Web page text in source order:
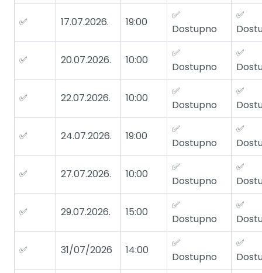
✅ 17.07.2026. 19:00
✅
Dostupno
✅
✅ 20.07.2026. 10:00
✅
Dostupno
✅
✅ 22.07.2026. 10:00
✅
Dostupno
✅
✅ 24.07.2026. 19:00
✅
Dostupno
✅
✅ 27.07.2026. 10:00
✅
Dostupno
✅
✅ 29.07.2026. 15:00
✅
Dostupno
✅
✅ 31/07/2026 14:00
✅
Dostupno
✅